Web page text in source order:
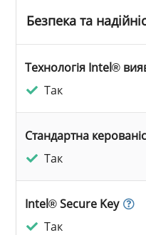
Безпека та
Технологія Intel®
Так
Стандартна
Так
Intel® Secure Key
Так